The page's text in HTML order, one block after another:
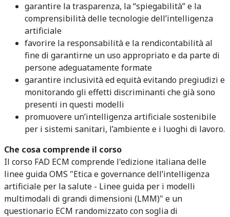
garantire la trasparenza, la “spiegabilità” e la
comprensibilità delle tecnologie dell’intelligenza
artificiale
favorire la responsabilità e la rendicontabilità al
fine di garantirne un uso appropriato e da parte di
persone adeguatamente formate
garantire inclusività ed equità evitando pregiudizi e
monitorando gli effetti discriminanti che già sono
presenti in questi modelli
promuovere un’intelligenza artificiale sostenibile
per i sistemi sanitari, l’ambiente e i luoghi di lavoro.
Che cosa comprende il corso
Il corso FAD ECM comprende l'edizione italiana delle
linee guida OMS "Etica e governance dell’intelligenza
artificiale per la salute - Linee guida per i modelli
multimodali di grandi dimensioni (LMM)" e un
questionario ECM randomizzato con soglia di